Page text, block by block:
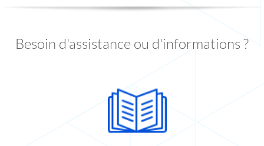
Besoin d'assistance ou d'informations ?